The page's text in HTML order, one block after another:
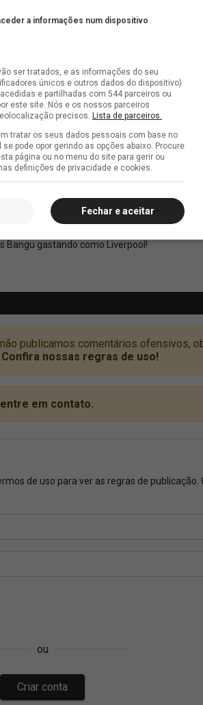
a informações num dispositivo
ser tratados, e as informações do seu
únicos e outros dados do dispositivo)
e partilhadas com 544 parceiros ou
este site. Nós e os nossos parceiros
precisos. Lista de parceiros.
tratar os seus dados pessoais com base no
pode opor gerindo as opções abaixo. Procure
página ou no menu do site para gerir ou
definições de privacidade e cookies.
Fechar e aceitar